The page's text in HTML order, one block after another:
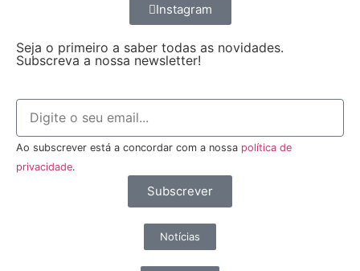
Instagram
Seja o primeiro a saber todas as novidades.
Subscreva a nossa newsletter!
Ao subscrever está a concordar com a nossa política de
privacidade.
Subscrever
Notícias